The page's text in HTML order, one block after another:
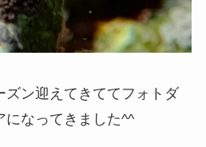
ズン迎えてきててフォトダ
になってきました^^